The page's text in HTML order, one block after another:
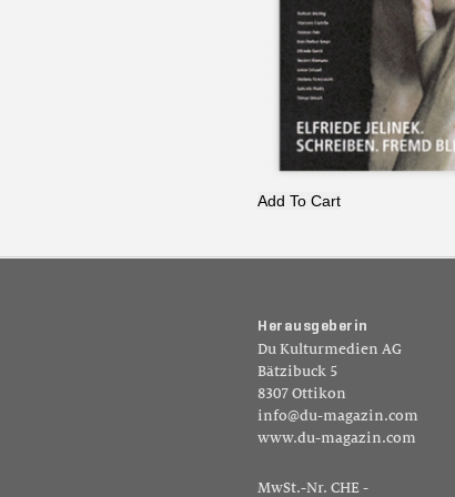
Add To Cart
H er au sg eb er in
Du Kulturmedien AG
Bätzibuck 5
8307 Ottikon
info@du-magazin.com
www.du-magazin.com
MwSt.-Nr. CHE -